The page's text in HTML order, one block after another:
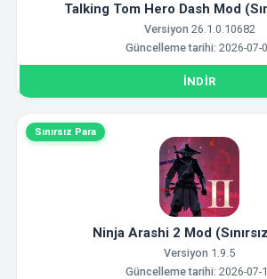
Talking Tom Hero Dash Mod
Versiyon 26.1.0.10682
Güncelleme tarihi: 2026-07-
İNDIR
Sınırsız Para
Ninja Arashi 2 Mod
Versiyon 1.9.5
Güncelleme tarihi: 2026-07-